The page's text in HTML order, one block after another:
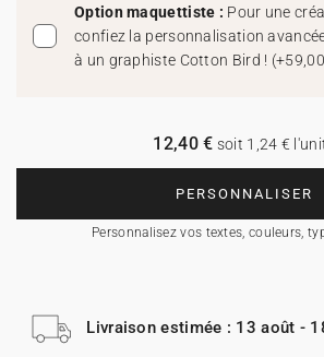
Option maquettiste : Pour une
confiez la personnalisation
à un graphiste Cotton Bird ! (
PERSONNALISER
Personnalisez vos textes, couleurs,
12,40 € soit 1,24 €
Livraison estimée : 13 août -